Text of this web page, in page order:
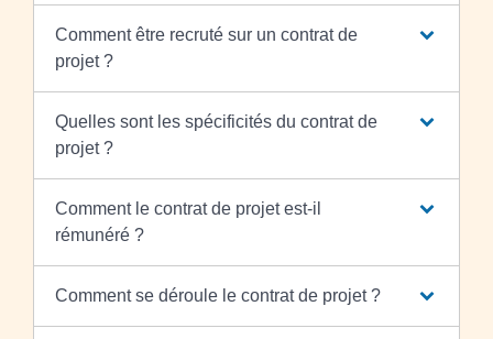
Comment être recruté sur un contrat de
projet ?
Quelles sont les spécificités du contrat de
projet ?
Comment le contrat de projet est-il
rémunéré ?
Comment se déroule le contrat de projet ?